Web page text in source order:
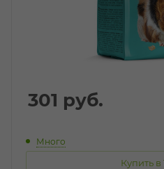
301 руб.
Много
Купить в